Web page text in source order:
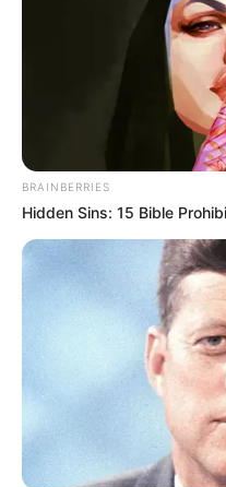
BRAINBERRIES
Hidden Sins: 15 Bible